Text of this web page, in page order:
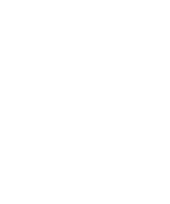
une bonne résistance à